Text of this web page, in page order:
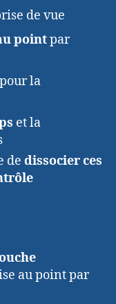
de vue
pointpar
pour la
et la
de dissocier ces
au point par